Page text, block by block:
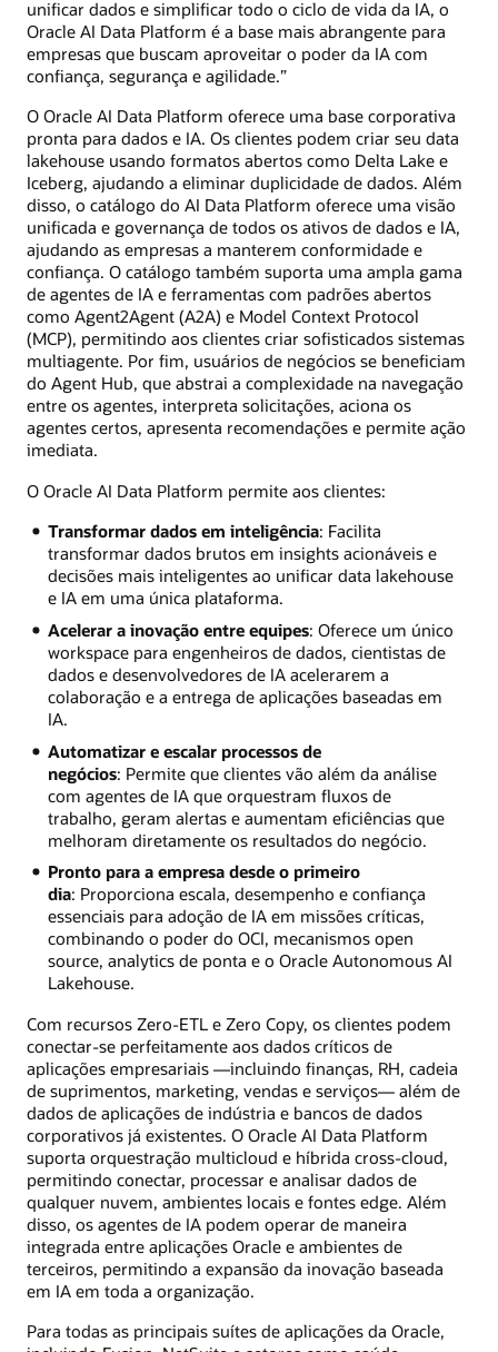
unificar dados e simplificar todo o ciclo de vida da IA, o
Oracle AI Data Platform é a base mais abrangente para
empresas que buscam aproveitar o poder da IA com
confiança, segurança e agilidade.”
O Oracle AI Data Platform oferece uma base corporativa
pronta para dados e IA. Os clientes podem criar seu data
lakehouse usando formatos abertos como Delta Lake e
Iceberg, ajudando a eliminar duplicidade de dados. Além
disso, o catálogo do AI Data Platform oferece uma visão
unificada e governança de todos os ativos de dados e IA,
ajudando as empresas a manterem conformidade e
confiança. O catálogo também suporta uma ampla gama
de agentes de IA e ferramentas com padrões abertos
como Agent2Agent (A2A) e Model Context Protocol
(MCP), permitindo aos clientes criar sofisticados sistemas
multiagente. Por fim, usuários de negócios se beneficiam
do Agent Hub, que abstrai a complexidade na navegação
entre os agentes, interpreta solicitações, aciona os
agentes certos, apresenta recomendações e permite ação
imediata.
O Oracle AI Data Platform permite aos clientes:
Transformar dados em inteligência: Facilita
transformar dados brutos em insights acionáveis e
decisões mais inteligentes ao unificar data lakehouse
e IA em uma única plataforma.
Acelerar a inovação entre equipes: Oferece um único
workspace para engenheiros de dados, cientistas de
dados e desenvolvedores de IA acelerarem a
colaboração e a entrega de aplicações baseadas em
IA.
Automatizar e escalar processos de
negócios: Permite que clientes vão além da análise
com agentes de IA que orquestram fluxos de
trabalho, geram alertas e aumentam eficiências que
melhoram diretamente os resultados do negócio.
Pronto para a empresa desde o primeiro
dia: Proporciona escala, desempenho e confiança
essenciais para adoção de IA em missões críticas,
combinando o poder do OCI, mecanismos open
source, analytics de ponta e o Oracle Autonomous AI
Lakehouse.
Com recursos Zero-ETL e Zero Copy, os clientes podem
conectar-se perfeitamente aos dados críticos de
aplicações empresariais —incluindo finanças, RH, cadeia
de suprimentos, marketing, vendas e serviços— além de
dados de aplicações de indústria e bancos de dados
corporativos já existentes. O Oracle AI Data Platform
suporta orquestração multicloud e híbrida cross-cloud,
permitindo conectar, processar e analisar dados de
qualquer nuvem, ambientes locais e fontes edge. Além
disso, os agentes de IA podem operar de maneira
integrada entre aplicações Oracle e ambientes de
terceiros, permitindo a expansão da inovação baseada
em IA em toda a organização.
Para todas as principais suítes de aplicações da Oracle,